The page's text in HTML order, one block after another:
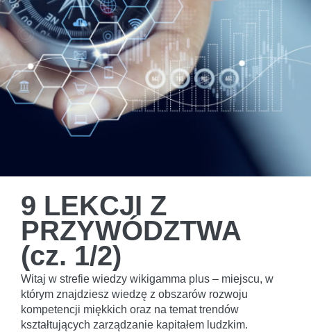
9 LEKCJI Z
PRZYWÓDZTWA
(cz. 1/2)
Witaj w strefie wiedzy wikigamma plus – miejscu, w
którym znajdziesz wiedzę z obszarów rozwoju
kompetencji miękkich oraz na temat trendów
kształtujących zarządzanie kapitałem ludzkim.